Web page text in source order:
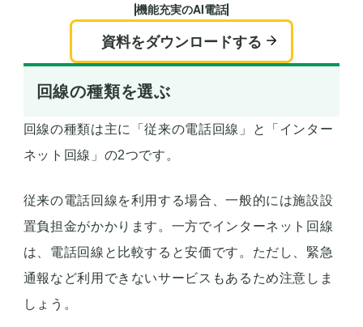
機能充実のAI電話
資料をダウンロードする
回線の種類を選ぶ
回線の種類は主に「従来の電話回線」と「インター
ネット回線」の2つです。
従来の電話回線を利用する場合、一般的には施設設
置負担金がかかります。一方でインターネット回線
は、電話回線と比較すると安価です。ただし、緊急
通報など利用できないサービスもあるため注意しま
しょう。